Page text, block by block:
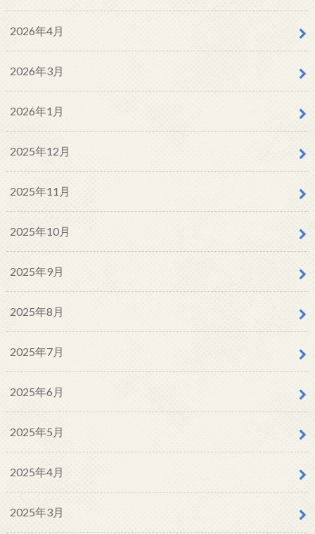
2026年4月
2026年3月
2026年1月
2025年12月
2025年11月
2025年10月
2025年9月
2025年8月
2025年7月
2025年6月
2025年5月
2025年4月
2025年3月